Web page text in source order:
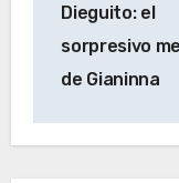
Dieguito: el
sorpresivo
de Gianinna